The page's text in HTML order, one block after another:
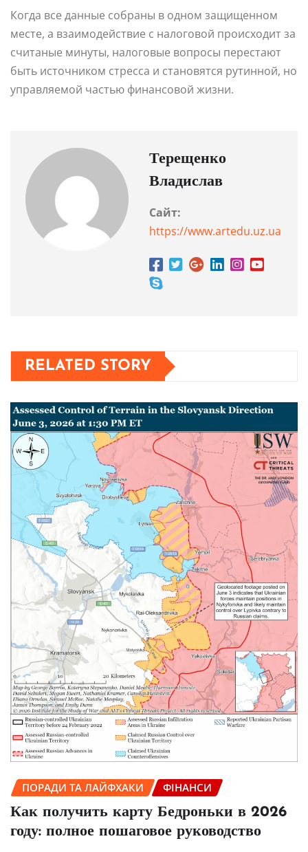
Когда все данные собраны в одном защищенном
месте, а взаимодействие с налоговой происходит за
считаные минуты, налоговые вопросы перестают
быть источником стресса и становятся рутинной, но
управляемой частью финансовой жизни.
Терещенко
Владислав
Сайт:
https://www.artedu.uz.ua
RELATED STORY
ПОРАДИ ТА ЛАЙФХАКИ ФІНАНСИ
Как получить карту Бедроньки в 2026
году: полное пошаговое руководство